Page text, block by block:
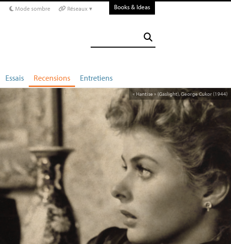
Mode sombre Réseaux ▾ Books & Ideas
Essais Recensions Entretiens
« Hantise » (Gaslight), George Cukor (1944)